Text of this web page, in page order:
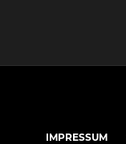
IMPRESSUM